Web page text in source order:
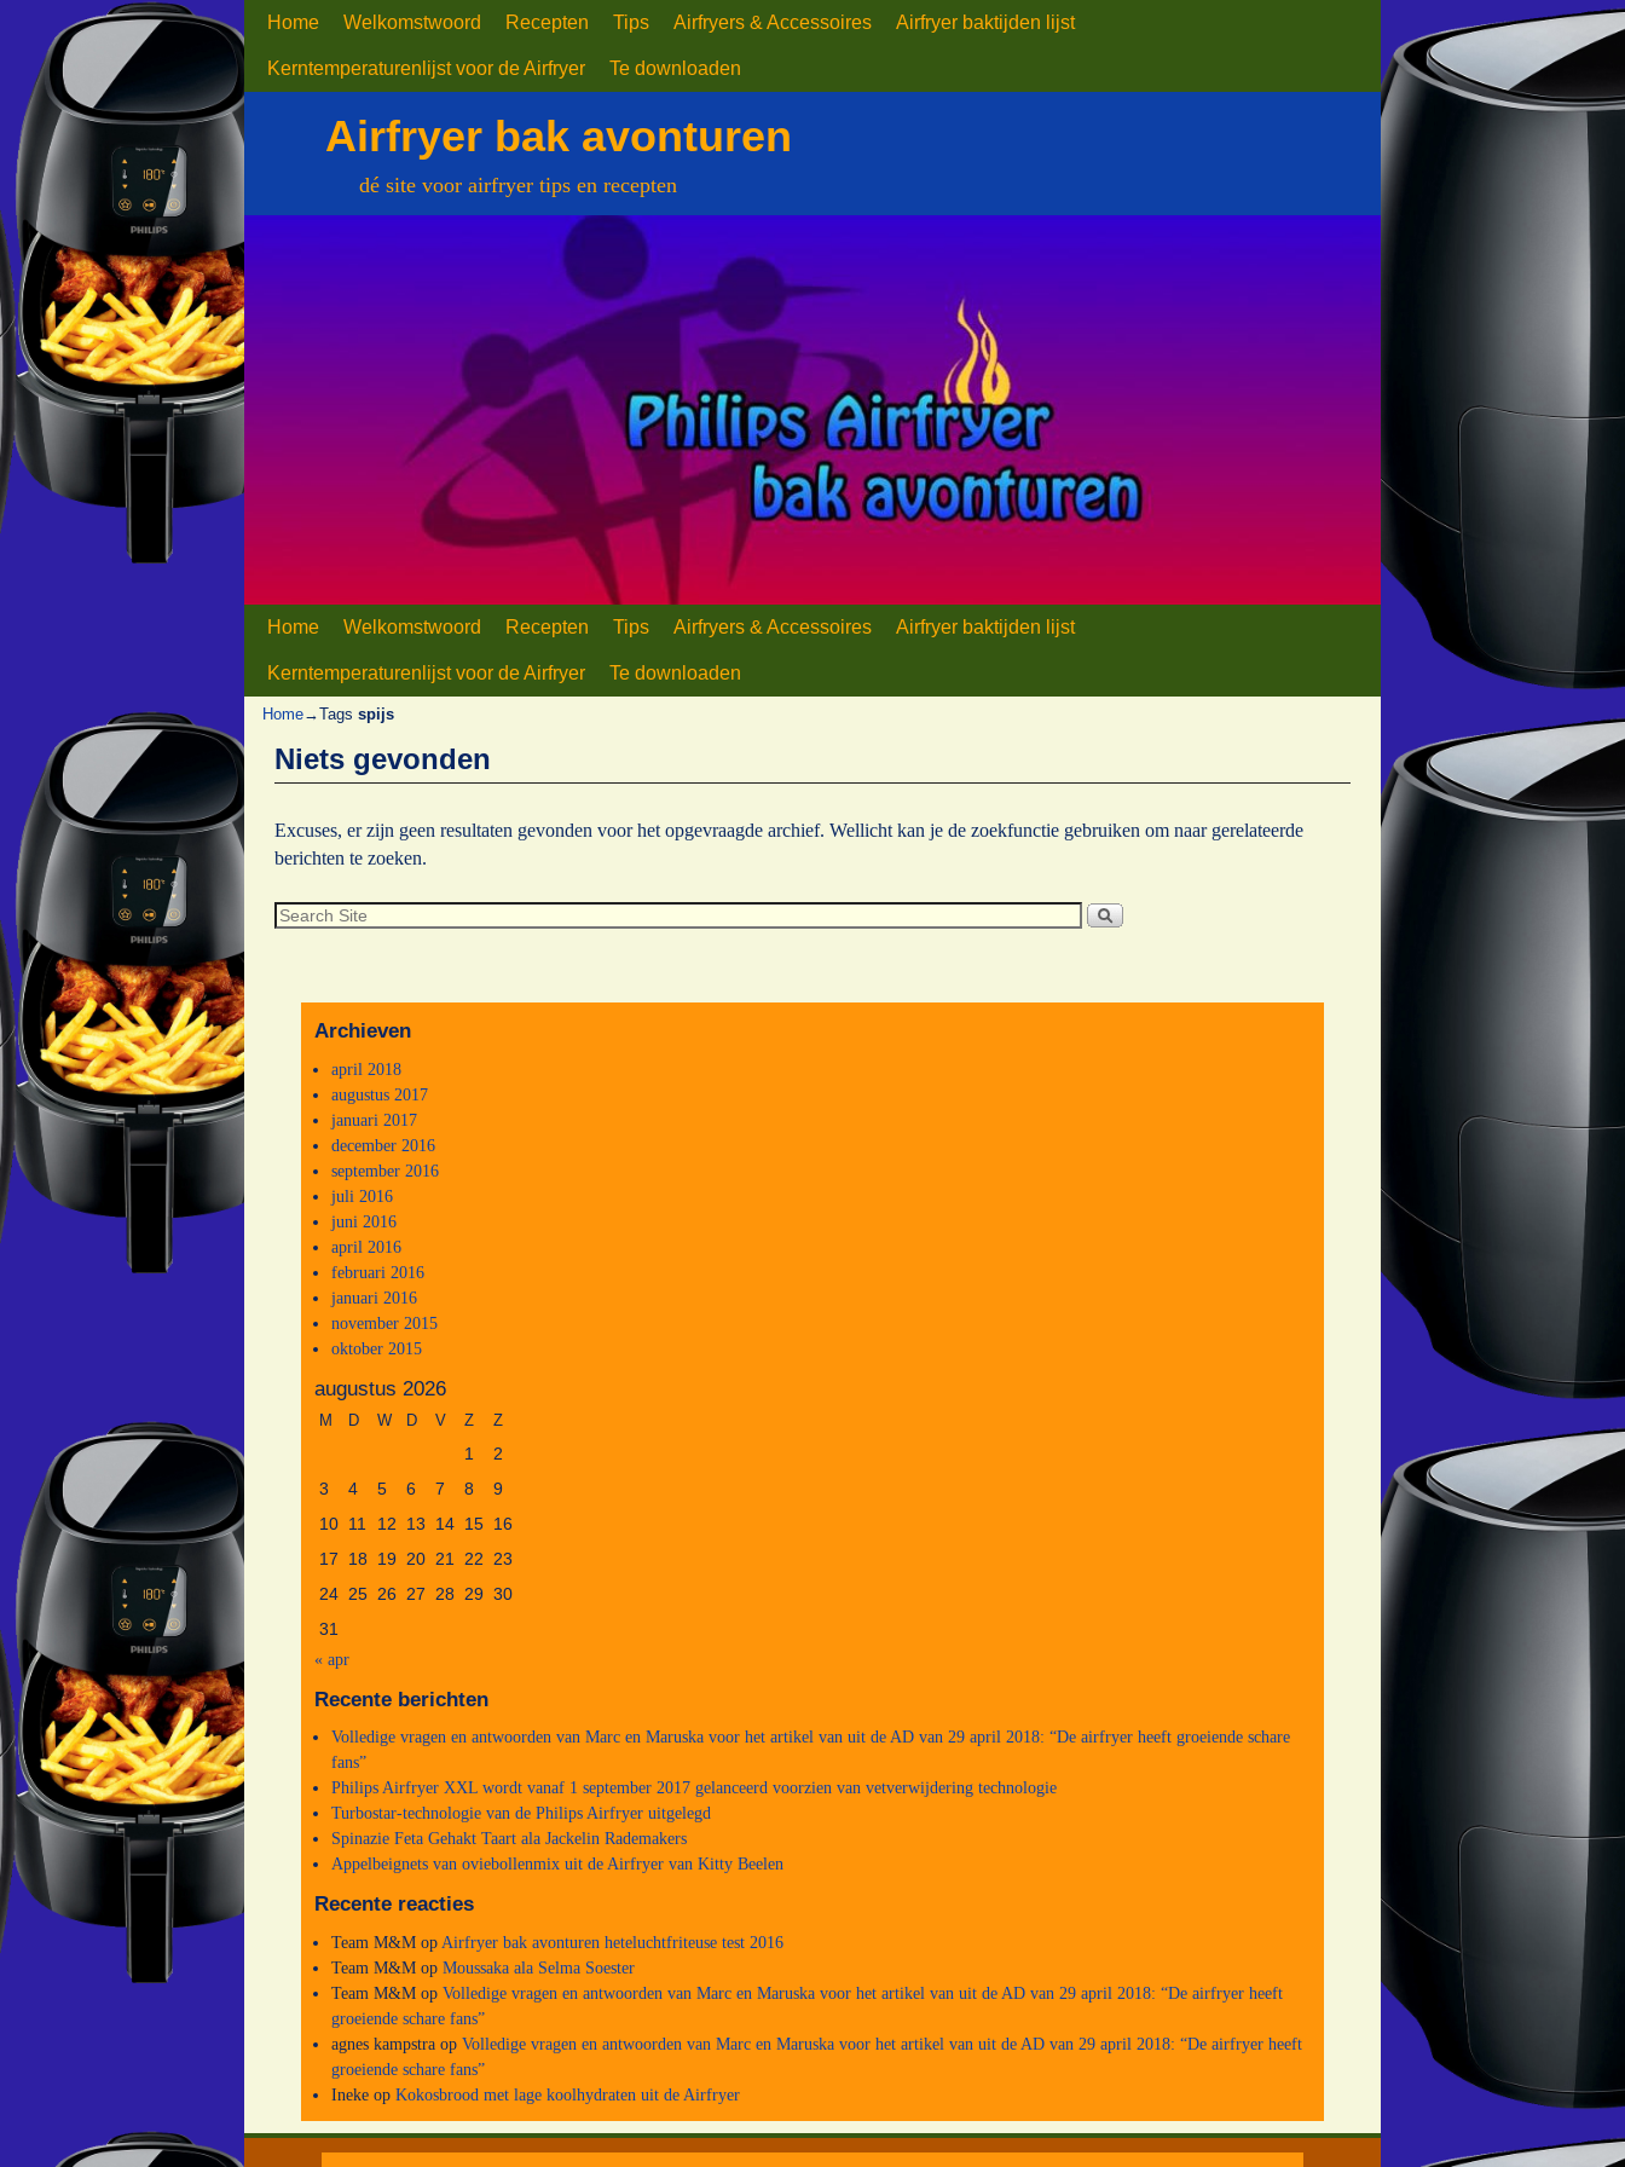
Home Welkomstwoord Recepten Tips Airfryers & Accessoires Airfryer baktijden lijst
Kerntemperaturenlijst voor de Airfryer Te downloaden
Airfryer bak avonturen
dé site voor airfryer tips en recepten
Spring naar de primaire inhoud
Spring naar de secundaire inhoud
Home Welkomstwoord Recepten Tips Airfryers & Accessoires Airfryer baktijden lijst
Kerntemperaturenlijst voor de Airfryer Te downloaden
Home→Tags spijs
Niets gevonden
Excuses, er zijn geen resultaten gevonden voor het opgevraagde archief. Wellicht kan je de zoekfunctie gebruiken om naar gerelateerde
berichten te zoeken.
Archieven
april 2018
augustus 2017
januari 2017
december 2016
september 2016
juli 2016
juni 2016
april 2016
februari 2016
januari 2016
november 2015
oktober 2015
augustus 2026
M D W D V Z Z
1
2
3
4 5 6 7 8
9
10 11 12 13 14 15 16
17
18 19 20 21 22
23
24 25 26 27 28 29 30
31
« apr
Recente berichten
Volledige vragen en antwoorden van Marc en Maruska voor het artikel van uit de AD van 29 april 2018: “De airfryer heeft groeiende schare
fans”
Philips Airfryer XXL wordt vanaf 1 september 2017 gelanceerd voorzien van vetverwijdering technologie
Turbostar-technologie van de Philips Airfryer uitgelegd
Spinazie Feta Gehakt Taart ala Jackelin Rademakers
Appelbeignets van oviebollenmix uit de Airfryer van Kitty Beelen
Recente reacties
Team M&M op Airfryer bak avonturen heteluchtfriteuse test 2016
Team M&M opMoussaka ala Selma Soester
Team M&M opVolledige vragen en antwoorden van Marc en Maruska voor het artikel van uit de AD van 29 april 2018: “De airfryer heeft
groeiende schare fans”
agnes kampstra opVolledige vragen en antwoorden van Marc en Maruska voor het artikel van uit de AD van 29 april 2018: “De airfryer heeft
groeiende schare fans”
Ineke opKokosbrood met lage koolhydraten uit de Airfryer